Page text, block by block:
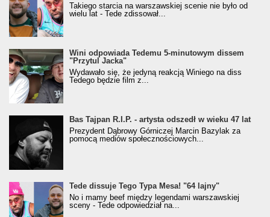
Takiego starcia na warszawskiej scenie nie było od
wielu lat - Tede zdissował...
Wini odpowiada Tedemu 5-minutowym dissem
"Przytul Jacka"
Wydawało się, że jedyną reakcją Winiego na diss
Tedego będzie film z...
Bas Tajpan R.I.P. - artysta odszedł w wieku 47 lat
Prezydent Dąbrowy Górniczej Marcin Bazylak za
pomocą mediów społecznościowych...
Tede dissuje Tego Typa Mesa! "64 lajny"
No i mamy beef między legendami warszawskiej
sceny - Tede odpowiedział na...